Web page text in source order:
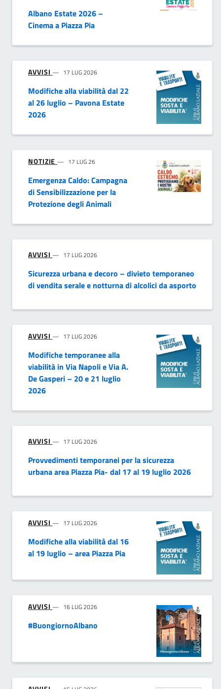
Albano Estate 2026 –
Cinema a Piazza Pia
AVVISI 17 LUG 2026
Modifiche alla viabilità dal 22
al 26 luglio – Pavona Estate
2026
NOTIZIE 17 LUG 26
Emergenza Caldo: Campagna
di Sensibilizzazione per la
Protezione degli Animali
AVVISI 17 LUG 2026
Sicurezza urbana e decoro – divieto temporaneo
di vendita serale e notturna di alcolici da asporto
AVVISI 17 LUG 2026
Modifiche temporanee alla
viabilità in Via Napoli e Via A.
De Gasperi – 20 e 21 luglio
2026
AVVISI 17 LUG 2026
Provvedimenti temporanei per la sicurezza
urbana area Piazza Pia- dal 17 al 19 luglio 2026
AVVISI 17 LUG 2026
Modifiche alla viabilità dal 16
al 19 luglio – area Piazza Pia
AVVISI 16 LUG 2026
#BuongiornoAlbano